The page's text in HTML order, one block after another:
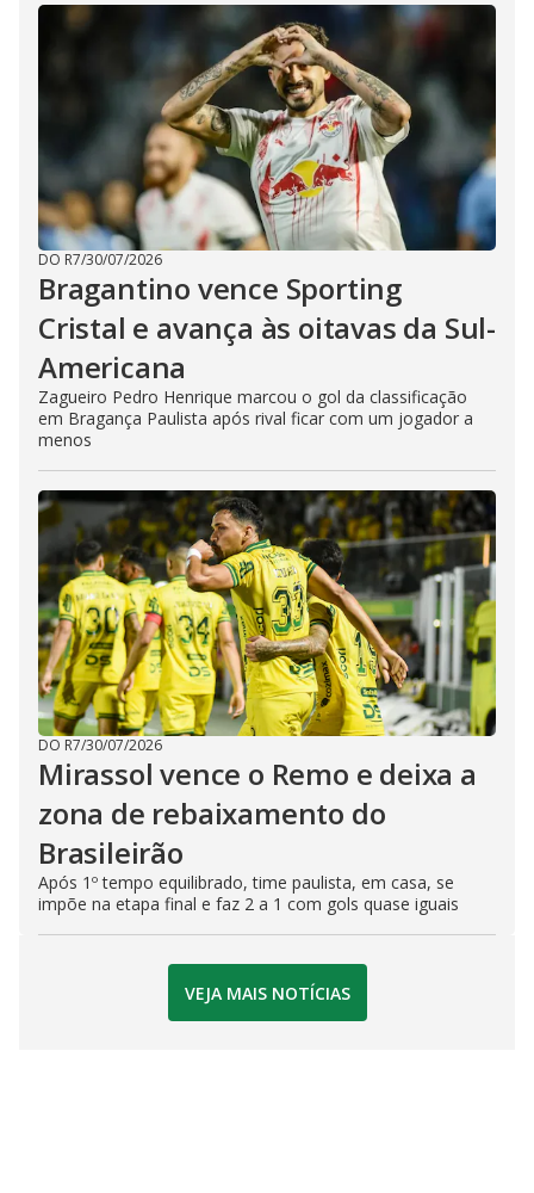
DO R7/30/07/2026
Bragantino vence Sporting
Cristal e avança às oitavas da Sul-
Americana
Zagueiro Pedro Henrique marcou o gol da classificação
em Bragança Paulista após rival ficar com um jogador a
menos
DO R7/30/07/2026
Mirassol vence o Remo e deixa a
zona de rebaixamento do
Brasileirão
Após 1º tempo equilibrado, time paulista, em casa, se
impõe na etapa final e faz 2 a 1 com gols quase iguais
VEJA MAIS NOTÍCIAS